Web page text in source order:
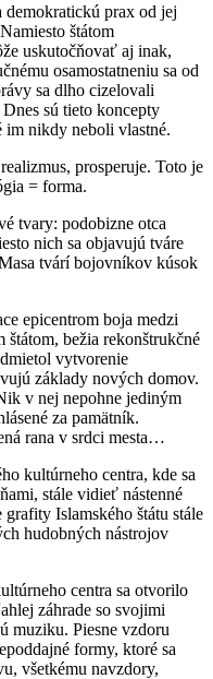
prax od jej
štátom
uskutočňovať aj inak,
osamostatneniu sa od
sa dlho cizelovali
sú tieto koncepty
im nikdy neboli vlastné.
prosperuje. Toto je
= forma.
tvary: podobizne otca
nich sa objavujú tváre
tvárí bojovníkov kúsok
epicentrom boja medzi
bežia rekonštrukčné
vytvorenie
základy nových domov.
v nej nepohne jediným
za pamätník.
rana v srdci mesta…
kultúrneho centra, kde sa
stále vidieť nástenné
Islamského štátu stále
hudobných nástrojov
centra sa otvorilo
záhrade so svojimi
muziku. Piesne vzdoru
formy, ktoré sa
všetkému navzdory,